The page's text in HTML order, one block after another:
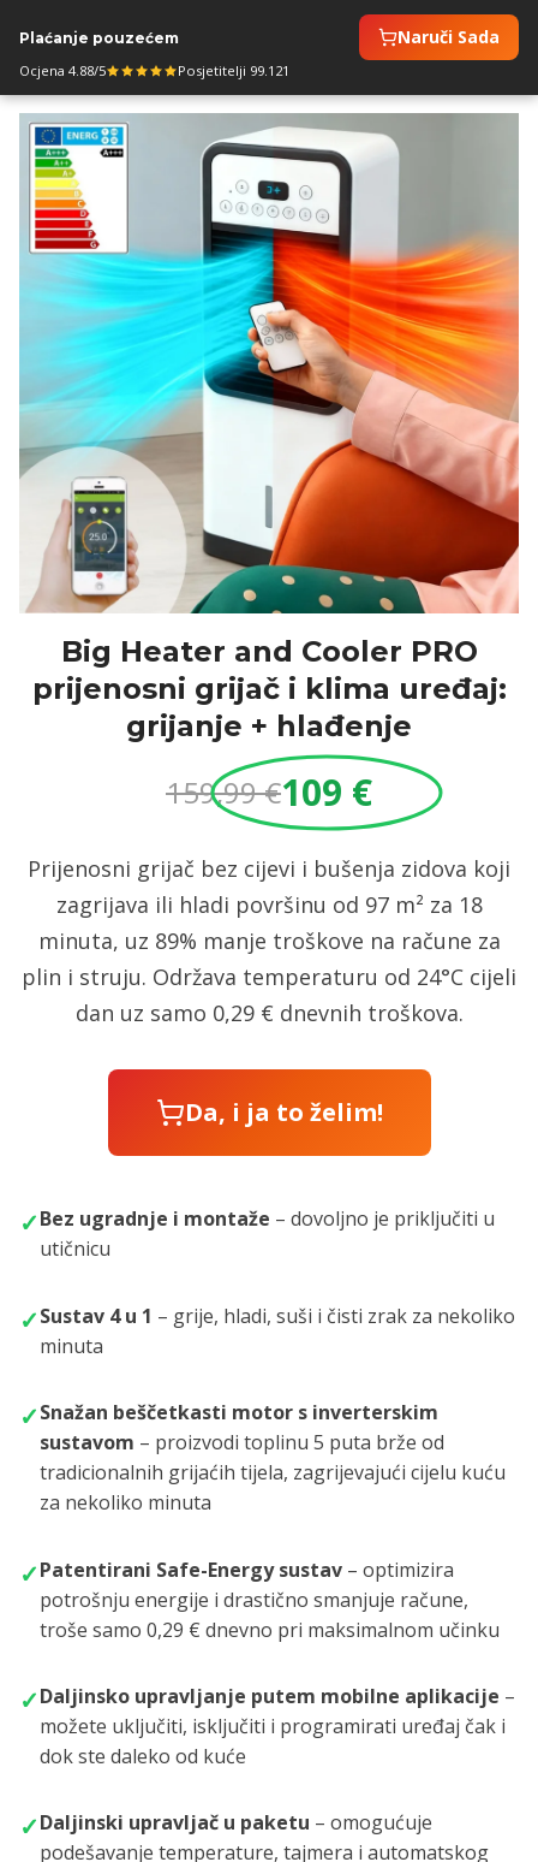
Plaćanje pouzećem Naruči Sada
Ocjena 4.88/5 Posjetitelji 99.121
Big Heater and Cooler PRO
prijenosni grijač i klima uređaj:
grijanje + hlađenje
159,99 €109 €
Prijenosni grijač bez cijevi i bušenja zidova koji
zagrijava ili hladi površinu od 97 m² za 18
minuta, uz 89% manje troškove na račune za
plin i struju. Održava temperaturu od 24°C cijeli
dan uz samo 0,29 € dnevnih troškova.
Da, i ja to želim!
✓Bez ugradnje i montaže – dovoljno je priključiti u
utičnicu
✓Sustav 4 u 1 – grije, hladi, suši i čisti zrak za nekoliko
minuta
✓Snažan beščetkasti motor s inverterskim
sustavom – proizvodi toplinu 5 puta brže od
tradicionalnih grijaćih tijela, zagrijevajući cijelu kuću
za nekoliko minuta
✓Patentirani Safe-Energy sustav – optimizira
potrošnju energije i drastično smanjuje račune,
troše samo 0,29 € dnevno pri maksimalnom učinku
✓Daljinsko upravljanje putem mobilne aplikacije –
možete uključiti, isključiti i programirati uređaj čak i
dok ste daleko od kuće
✓Daljinski upravljač u paketu – omogućuje
podešavanje temperature, tajmera i automatskog